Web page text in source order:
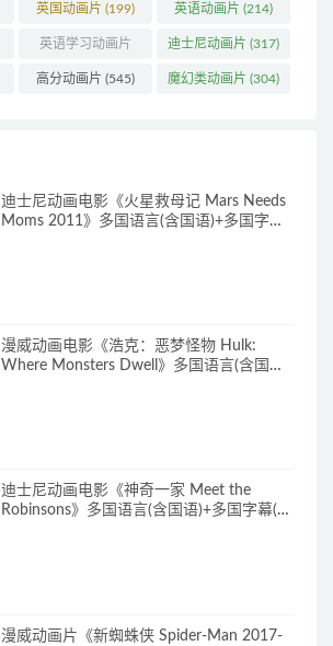
英国动画片 (199) 英语动画片 (214)
英语学习动画片
(85)
迪士尼动画片 (317)
高分动画片 (545) 魔幻类动画片 (304)
迪士尼动画电影《火星救母记 Mars Needs
Moms 2011》多国语言(含国语)+多国字幕
漫威动画电影《浩克：恶梦怪物 Hulk:
Where Monsters Dwell》多国语言(含国
迪士尼动画电影《神奇一家 Meet the
Robinsons》多国语言(含国语)+多国字幕(含
漫威动画片《新蜘蛛侠 Spider-Man 2017-